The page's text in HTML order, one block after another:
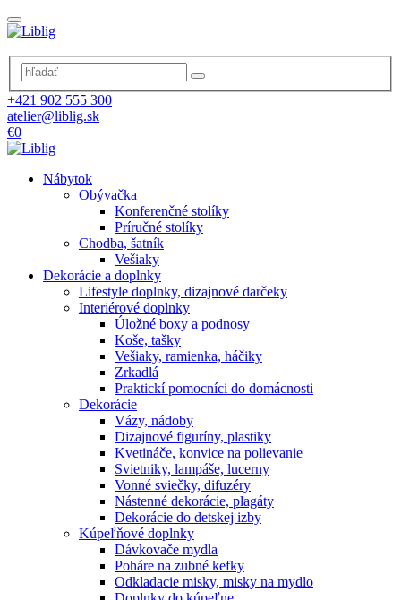
+421 902 555 300
atelier@liblig.sk
€0
Nábytok
Obývačka
Konferenčné stolíky
Príručné stolíky
Chodba, šatník
Vešiaky
Dekorácie a doplnky
Lifestyle doplnky, dizajnové darčeky
Interiérové doplnky
Úložné boxy a podnosy
Koše, tašky
Vešiaky, ramienka, háčiky
Zrkadlá
Praktickí pomocníci do domácnosti
Dekorácie
Vázy, nádoby
Dizajnové figuríny, plastiky
Kvetináče, konvice na polievanie
Svietniky, lampáše, lucerny
Vonné sviečky, difuzéry
Nástenné dekorácie, plagáty
Dekorácie do detskej izby
Kúpeľňové doplnky
Dávkovače mydla
Poháre na zubné kefky
Odkladacie misky, misky na mydlo